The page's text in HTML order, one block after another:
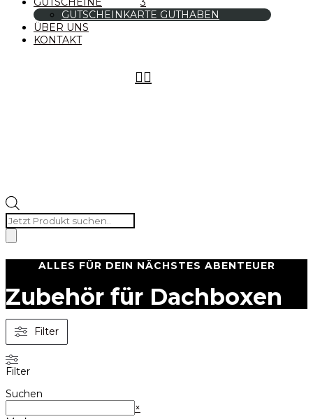
GUTSCHEINKARTE GUTHABEN
ÜBER UNS
KONTAKT
Products
search

ALLES FÜR DEIN NÄCHSTES ABENTEUER
Zubehör für Dachboxen
Filter
Filter
Suchen
×